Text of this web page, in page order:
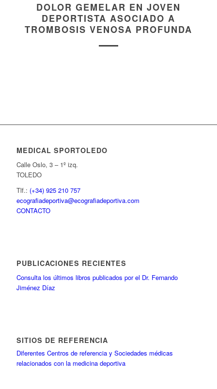
DOLOR GEMELAR EN JOVEN
DEPORTISTA ASOCIADO A
TROMBOSIS VENOSA PROFUNDA
MEDICAL SPORTOLEDO
Calle Oslo, 3 – 1º izq.
TOLEDO
Tlf.: (+34) 925 210 757
ecografiadeportiva@ecografiadeportiva.com
CONTACTO
PUBLICACIONES RECIENTES
Consulta los últimos libros publicados por el Dr. Fernando
Jiménez Díaz
SITIOS DE REFERENCIA
Diferentes Centros de referencia y Sociedades médicas
relacionados con la medicina deportiva